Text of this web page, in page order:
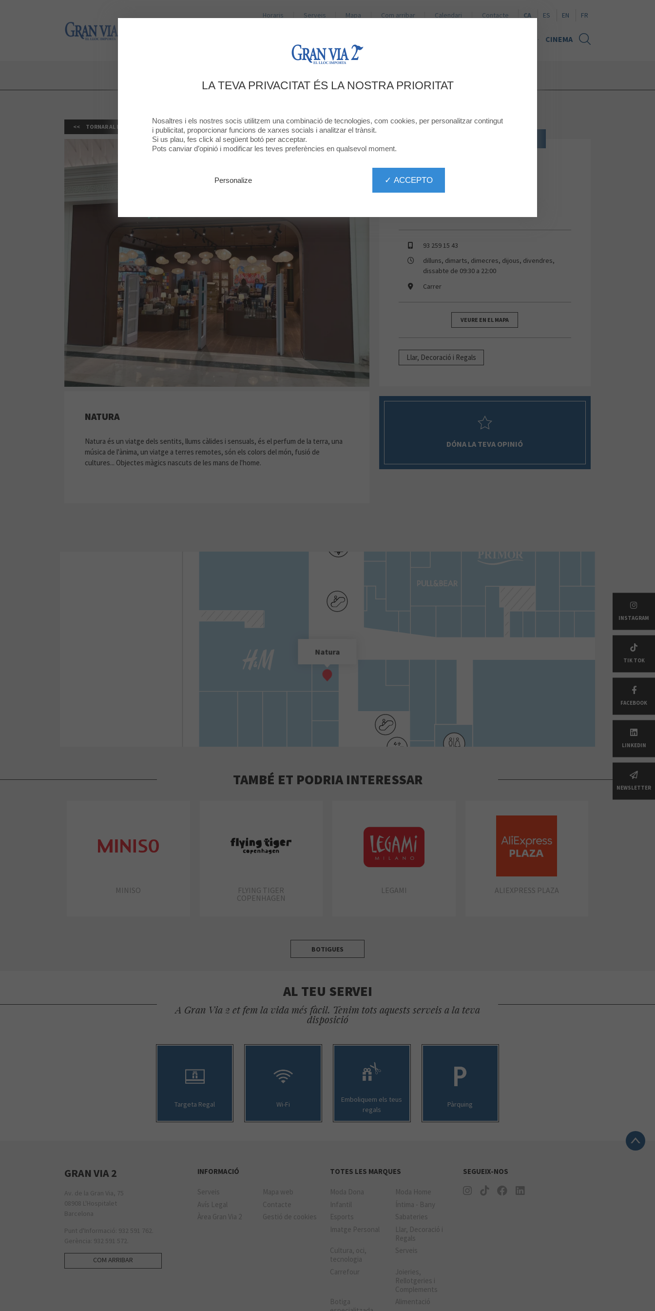
Gran Via 2
CINEMA
Horaris Serveis Mapa Com arribar Calendari Contacte CA ES Naviguer en español
EN Browse in English
FR
INSTAGRAM
TIK TOK
FACEBOOK
LINKEDIN
NEWSLETTER
BENVINGUT A
TORNAR AL LLISTAT
93 259 15 43
dilluns, dimarts, dimecres, dijous, divendres,
dissabte de 09:30 a 22:00
Carrer
VEURE EN EL MAPA
Llar, Decoració i Regals
DÓNA LA TEVA OPINIÓ
NATURA
Natura és un viatge dels sentits, llums càlides i sensuals, és el perfum de la terra, una
música de l'ànima, un viatge a terres remotes, són els colors del món, fusió de
cultures... Objectes màgics nascuts de les mans de l'home.
Natura
TAMBÉ ET PODRIA INTERESSAR
MINISO
FLYING TIGER
COPENHAGEN
LEGAMI ALIEXPRESS PLAZA
BOTIGUES
AL TEU SERVEI
A Gran Via 2 et fem la vida més fàcil. Tenim tots aquests serveis a la teva
disposició
Targeta Regal Wi-Fi
Emboliquem els teus
regals
Pàrquing
GRAN VIA 2
Av. de la Gran Via, 75
08908 L'Hospitalet
Barcelona
Punt d'Informació: 932 591 762.
Gerència: 932 591 572.
COM ARRIBAR
INFORMACIÓ
Serveis
Mapa web
Avís Legal
Contacte
Àrea Gran Via 2
Gestió de cookies
TOTES LES MARQUES
Moda Dona
Moda Home
Infantil
Íntima - Bany
Esports
Sabateries
Imatge Personal
Llar, Decoració i
Regals
Cultura, oci,
tecnologia
Serveis
Carrefour
Joieries,
Rellotgeries i
Complements
Botiga
Alimentació
SEGUEIX-NOS
LA TEVA PRIVACITAT ÉS LA NOSTRA PRIORITAT
Nosaltres i els nostres socis utilitzem una combinació de tecnologies, com cookies, per personalitzar contingut
i publicitat, proporcionar funcions de xarxes socials i analitzar el trànsit.
Si us plau, fes click al següent botó per acceptar.
Pots canviar d’opinió i modificar les teves preferències en qualsevol moment.
✓ ACCEPTO
Personalize